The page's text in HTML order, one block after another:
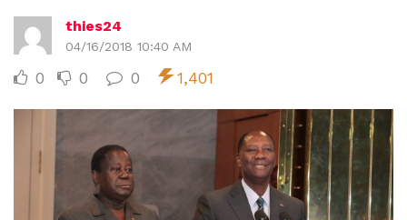
thies24
04/16/2018 10:40 AM
0 0 0 1,401